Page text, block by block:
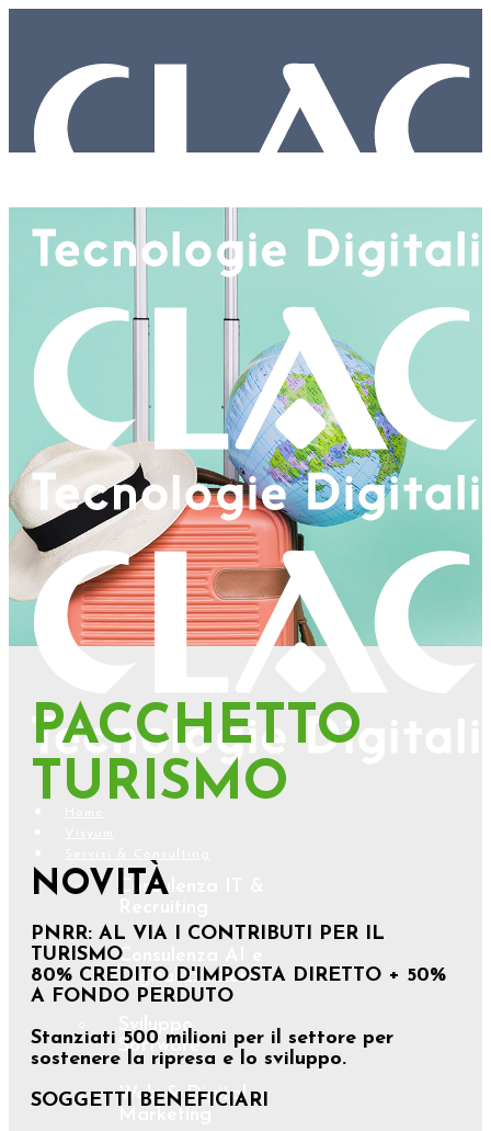
Consulenza IT &
Consulenza AI e
Digitalizzazione
Sviluppo
Software
Web & Digital
PACCHETTO
TURISMO
NOVITÀ
PNRR: AL VIA I CONTRIBUTI PER IL
TURISMO
80% CREDITO D'IMPOSTA DIRETTO + 50%
A FONDO PERDUTO
Stanziati 500 milioni per il settore per
sostenere la ripresa e lo sviluppo.
SOGGETTI BENEFICIARI